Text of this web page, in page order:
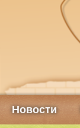
Новости